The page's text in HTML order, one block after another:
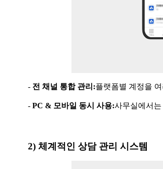
- 전 채널 통합 관리 :플랫폼별 계정을
- PC & 모바일 동시 사용:사무실에서는
2) 체계적인 상담 관리 시스템